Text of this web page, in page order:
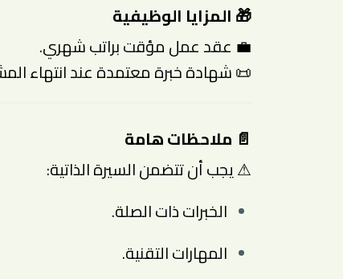
🎁 المزايا الوظيفية
💼 عقد عمل مؤقت براتب شهري.
📜 شهادة خبرة معتمدة عند انتهاء
📄 ملاحظات هامة
⚠ يجب أن تتضمن السيرة الذاتية:
الخبرات ذات الصلة.
المهارات التقنية.